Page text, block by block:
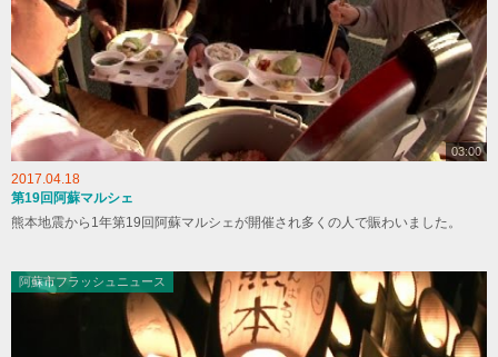
03:00
2017.04.18
第19回阿蘇マルシェ
熊本地震から1年第19回阿蘇マルシェが開催され多くの人で賑わいました。
阿蘇市フラッシュニュース